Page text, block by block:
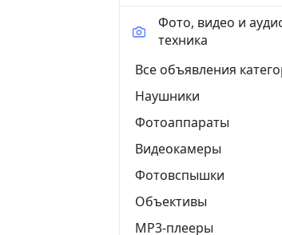
Фото, видео и
техника
Все объявления
Наушники
Фотоаппараты
Видеокамеры
Фотовспышки
Объективы
MP3-плееры